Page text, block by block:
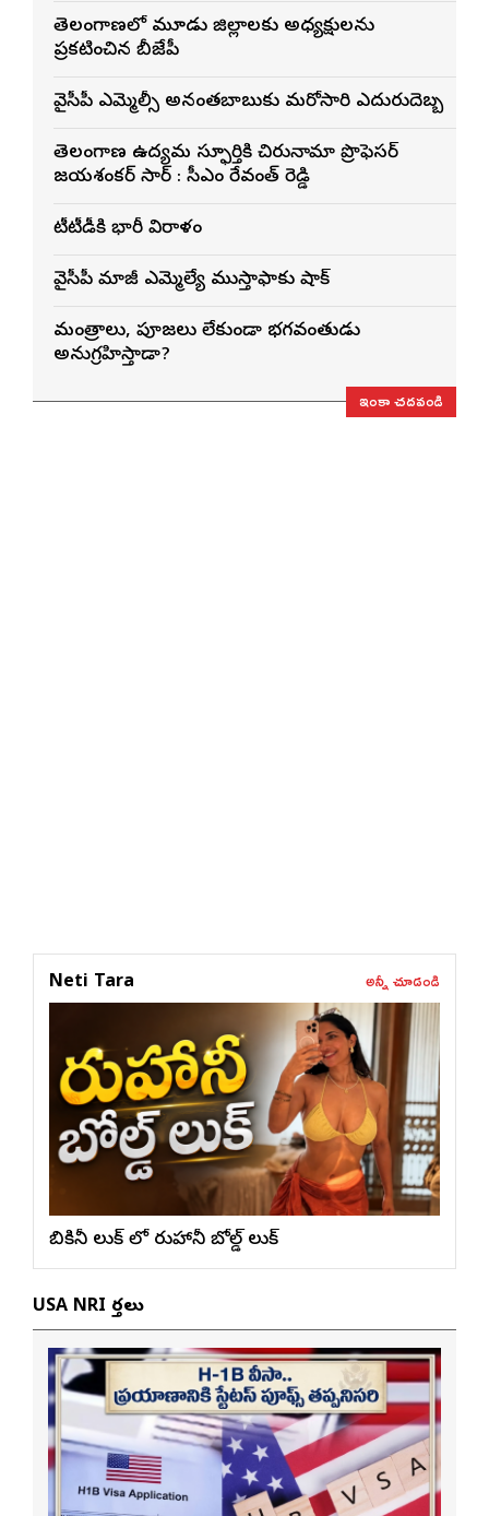
తెలంగాణలో మూడు జిల్లాలకు అధ్యక్షులను
ప్రకటించిన బీజేపీ
వైసీపీ ఎమ్మెల్సీ అనంతబాబుకు మరోసారి ఎదురుదెబ్బ
తెలంగాణ ఉద్యమ స్ఫూర్తికి చిరునామా ప్రొఫెసర్
జయశంకర్ సార్ : సీఎం రేవంత్ రెడ్డి
టీటీడీకి భారీ విరాళం
వైసీపీ మాజీ ఎమ్మెల్యే ముస్తాఫాకు షాక్
మంత్రాలు, పూజలు లేకుండా భగవంతుడు
అనుగ్రహిస్తాడా?
ఇంకా చదవండి
Neti Tara అన్నీ చూడండి
బికినీ లుక్ లో రుహానీ బోల్డ్ లుక్
USA NRI వార్తలు